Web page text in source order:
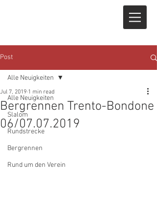
Post
Alle Neuigkeiten
Slalom
Rundstrecke
Bergrennen
Rund um den Verein
Alle Neuigkeiten
Bergrennen Trento-Bondone
06/07.07.2019
Jul 7, 2019 1 min read